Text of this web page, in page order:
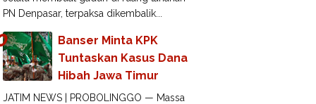
PN Denpasar, terpaksa dikembalik...
Banser Minta KPK
Tuntaskan Kasus Dana
Hibah Jawa Timur
JATIM NEWS | PROBOLINGGO — Massa